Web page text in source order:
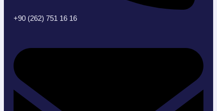
+90 (262) 751 16 16